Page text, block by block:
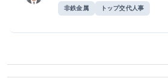
非鉄金属 トップ交代人事